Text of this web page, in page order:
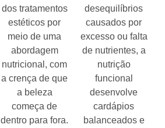
dos tratamentos
estéticos por
meio de uma
abordagem
nutricional, com
a crença de que
a beleza
começa de
dentro para fora.
desequilíbrios
causados por
excesso ou falta
de nutrientes, a
nutrição
funcional
desenvolve
cardápios
balanceados e